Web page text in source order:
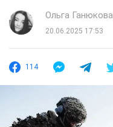
Ольга Ганюкова
20.06.2025 17:53
114